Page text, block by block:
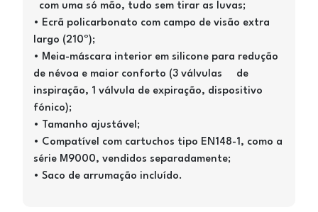
com uma só mão, tudo sem tirar as luvas;
• Ecrã policarbonato com campo de visão extra
largo (210º);
• Meia-máscara interior em silicone para redução
de névoa e maior conforto (3 válvulas
de
inspiração, 1 válvula de expiração, dispositivo
fónico);
• Tamanho ajustável;
• Compatível com cartuchos tipo EN148-1, como a
série M9000, vendidos separadamente;
• Saco de arrumação incluído.